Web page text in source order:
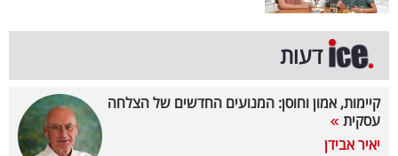
שיווק
ופרסום
משפט
מדדים
דעות
קיימות, אמון וחוסן: המנועים החדשים של הצלחה
עסקית
יאיר אבידן